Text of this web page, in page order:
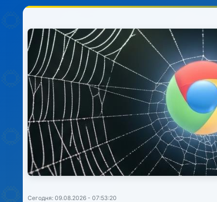
Сегодня: 09.08.2026 - 07:53:20